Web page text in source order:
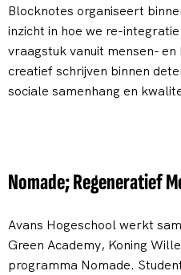
Blocknotes organiseert
inzicht in hoe we re-
vraagstuk vanuit mensen-
creatief schrijven binnen
sociale samenhang en
Nomade; Regeneratief
Avans Hogeschool werkt
Green Academy, Koning
programma Nomade.